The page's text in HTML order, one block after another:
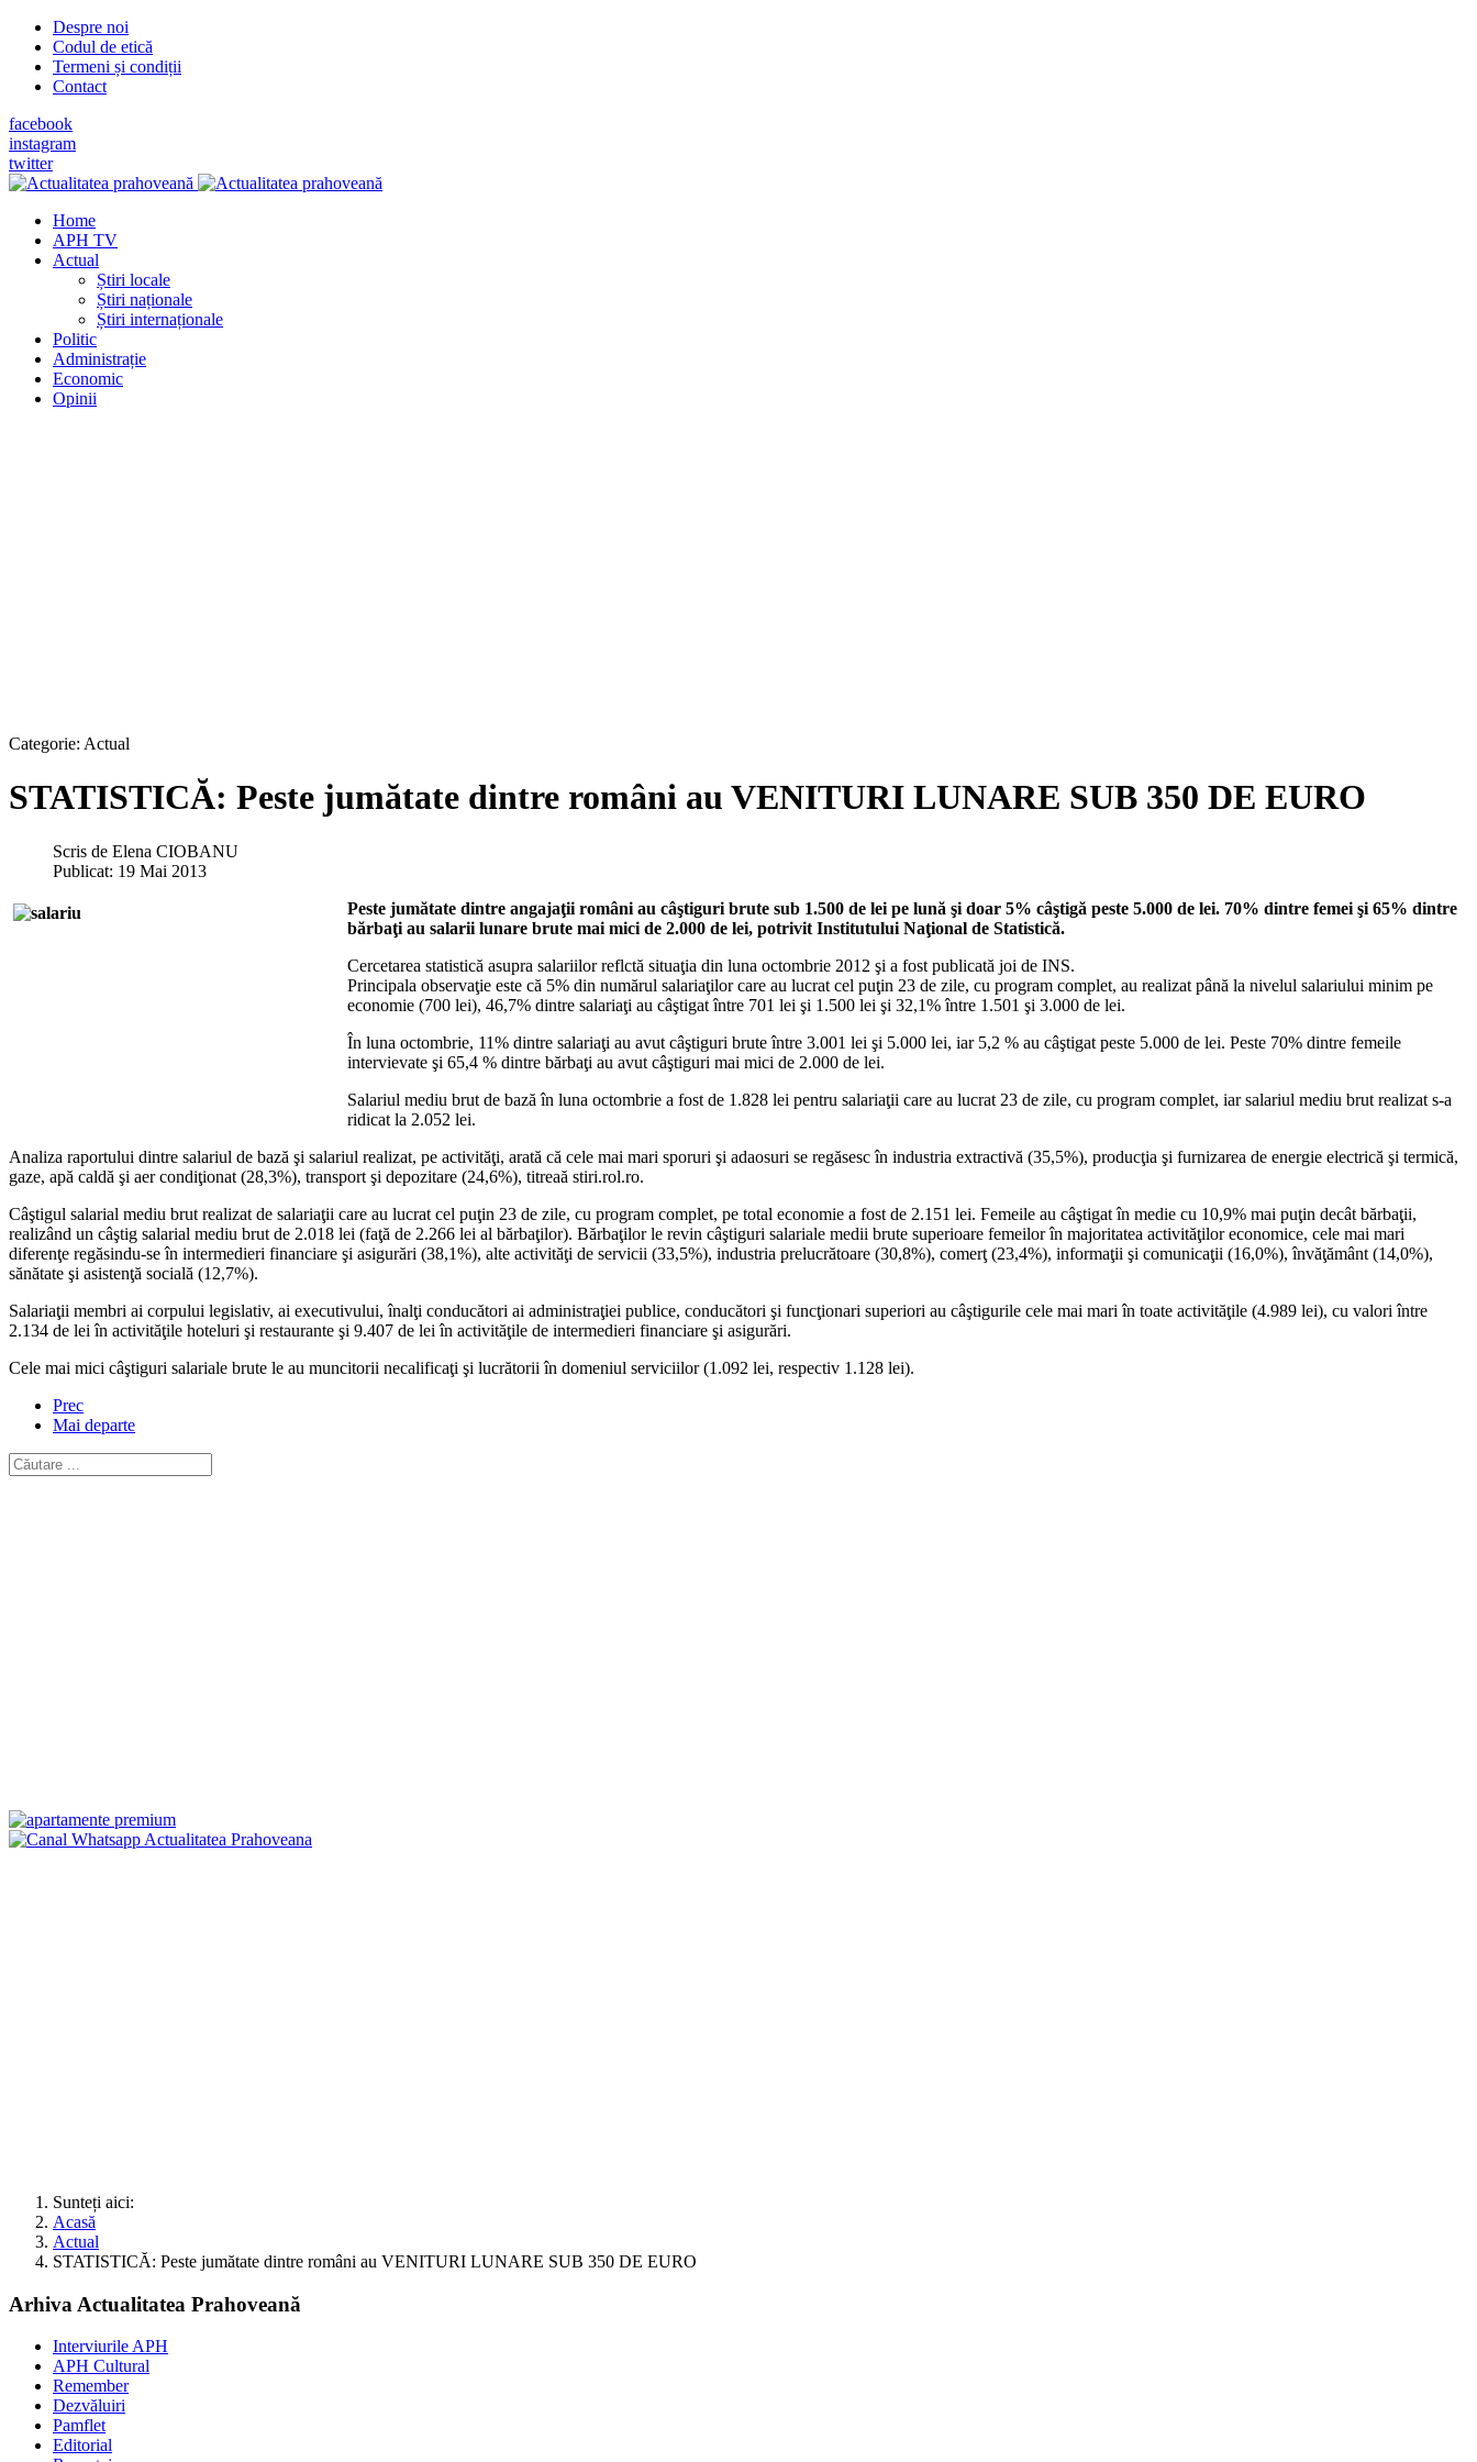
Despre noi
Codul de etică
Termeni și condiții
Contact
facebook
instagram
twitter
Home
APH TV
Actual
Știri locale
Știri naționale
Știri internaționale
Politic
Administrație
Economic
Opinii
Categorie: Actual
STATISTICĂ: Peste jumătate dintre români au VENITURI LUNARE SUB 350 DE EURO
Scris de Elena CIOBANU
Publicat: 19 Mai 2013
Peste jumătate dintre angajaţii români au câştiguri brute sub 1.500 de lei pe lună şi doar 5% câştigă peste 5.000 de lei. 70% dintre femei şi 65% dintre
bărbaţi au salarii lunare brute mai mici de 2.000 de lei, potrivit Institutului Naţional de Statistică.
Cercetarea statistică asupra salariilor reflctă situaţia din luna octombrie 2012 şi a fost publicată joi de INS.
Principala observaţie este că 5% din numărul salariaţilor care au lucrat cel puţin 23 de zile, cu program complet, au realizat până la nivelul salariului minim pe
economie (700 lei), 46,7% dintre salariaţi au câştigat între 701 lei şi 1.500 lei şi 32,1% între 1.501 şi 3.000 de lei.
În luna octombrie, 11% dintre salariaţi au avut câştiguri brute între 3.001 lei şi 5.000 lei, iar 5,2 % au câştigat peste 5.000 de lei. Peste 70% dintre femeile
intervievate şi 65,4 % dintre bărbaţi au avut câştiguri mai mici de 2.000 de lei.
Salariul mediu brut de bază în luna octombrie a fost de 1.828 lei pentru salariaţii care au lucrat 23 de zile, cu program complet, iar salariul mediu brut realizat s-a
ridicat la 2.052 lei.
Analiza raportului dintre salariul de bază şi salariul realizat, pe activităţi, arată că cele mai mari sporuri şi adaosuri se regăsesc în industria extractivă (35,5%), producţia şi furnizarea de energie electrică şi termică,
gaze, apă caldă şi aer condiţionat (28,3%), transport şi depozitare (24,6%), titreaă stiri.rol.ro.
Câştigul salarial mediu brut realizat de salariaţii care au lucrat cel puţin 23 de zile, cu program complet, pe total economie a fost de 2.151 lei. Femeile au câştigat în medie cu 10,9% mai puţin decât bărbaţii,
realizând un câştig salarial mediu brut de 2.018 lei (faţă de 2.266 lei al bărbaţilor). Bărbaţilor le revin câştiguri salariale medii brute superioare femeilor în majoritatea activităţilor economice, cele mai mari
diferenţe regăsindu-se în intermedieri financiare şi asigurări (38,1%), alte activităţi de servicii (33,5%), industria prelucrătoare (30,8%), comerţ (23,4%), informaţii şi comunicaţii (16,0%), învăţământ (14,0%),
sănătate şi asistenţă socială (12,7%).
Salariaţii membri ai corpului legislativ, ai executivului, înalţi conducători ai administraţiei publice, conducători şi funcţionari superiori au câştigurile cele mai mari în toate activităţile (4.989 lei), cu valori între
2.134 de lei în activităţile hoteluri şi restaurante şi 9.407 de lei în activităţile de intermedieri financiare şi asigurări.
Cele mai mici câştiguri salariale brute le au muncitorii necalificaţi şi lucrătorii în domeniul serviciilor (1.092 lei, respectiv 1.128 lei).
Prec
Mai departe
Sunteți aici:
Acasă
Actual
STATISTICĂ: Peste jumătate dintre români au VENITURI LUNARE SUB 350 DE EURO
Arhiva Actualitatea Prahoveană
Interviurile APH
APH Cultural
Remember
Dezvăluiri
Pamflet
Editorial